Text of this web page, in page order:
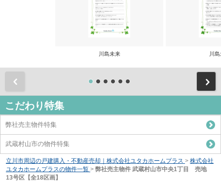
川島未来 川
こだわり特集
弊社売主物件特集
武蔵村山市の物件特集
立川市周辺の戸建購入・不動産売却｜株式会社ユタカホームプラス > 株式会社
ユタカホームプラスの物件一覧 > 弊社売主物件 武蔵村山市中央1丁目 売地
13号区【全18区画】